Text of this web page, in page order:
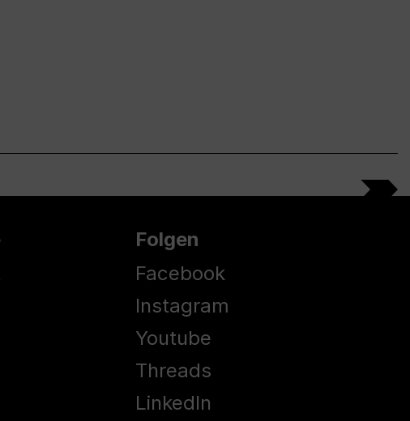
Folgen
Facebook
Instagram
Youtube
Threads
LinkedIn